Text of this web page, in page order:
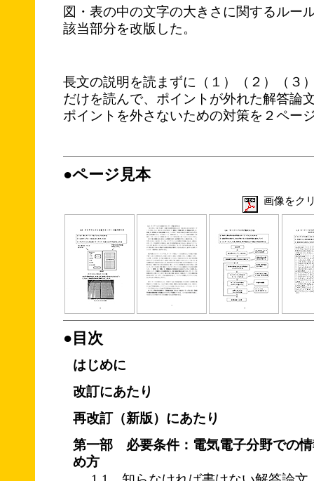
図・表の中の文字の大きさに関するルー
該当部分を改版した。
長文の説明を読まずに（１）（２）（３
だけを読んで、ポイントが外れた解答論
ポイントを外さないための対策を２ペー
●ページ見本
画像をク
●目次
はじめに
改訂にあたり
再改訂（新版）にあたり
第一部 必要条件：電気電子分野での
め方